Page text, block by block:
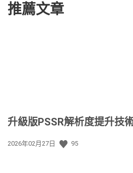
推薦文章
升級版PSSR解析度提升技
發
2026年02月27日 95